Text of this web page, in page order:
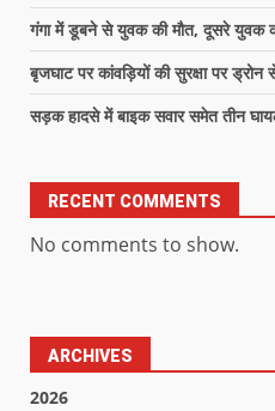
गंगा में डूबने से युवक की मौत, दूसरे युवक
बृजघाट पर कांवड़ियों की सुरक्षा पर ड्रोन
सड़क हादसे में बाइक सवार समेत तीन
RECENT COMMENTS
No comments to show.
ARCHIVES
2026